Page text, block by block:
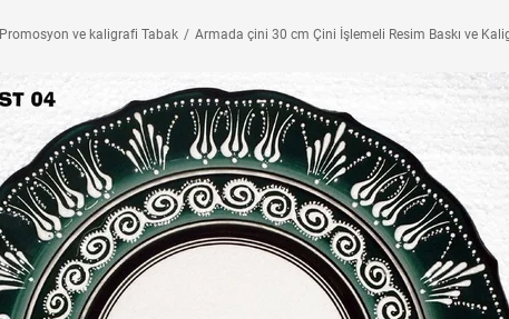
Promosyon ve kaligrafi Tabak Armada çini 30 cm Çini İşlemeli Resim Baskı ve